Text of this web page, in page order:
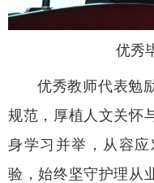
优秀
优秀教师代表勉
规范，厚植人文关怀
身学习并举，从容
验，始终坚守护理从